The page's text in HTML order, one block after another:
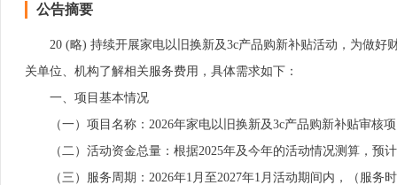
公告摘要
20 (略) 持续开展家电以旧换新及3c产品购新补贴活动，为做好
关单位、机构了解相关服务费用，具体需求如下：
一、项目基本情况
（一）项目名称：2026年家电以旧换新及3c产品购新补贴审核
（二）活动资金总量：根据2025年及今年的活动情况测算，预
（三）服务周期：2026年1月至2027年1月活动期间内，（服务